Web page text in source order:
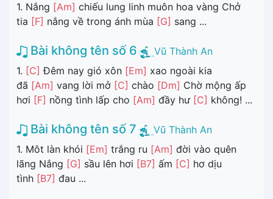
1. Nắng [Am] chiếu lung linh muôn hoa vàng Chở
tia [F] nắng về trong ánh mùa [G] sang ...
Bài không tên số 6
Vũ Thành An
1. [C] Đêm nay gió xôn [Em] xao ngoài kia
đã [Am] vang lời mở [C] chào [Dm] Chờ mộng ấp
hơi [F] nồng tình lấp cho [Am] đầy hư [C] không! ...
Bài không tên số 7
Vũ Thành An
1. Môt làn khói [Em] trắng ru [Am] đời vào quên
lãng Nắng [G] sầu lên hơi [B7] ấm [C] hơ dịu
tình [B7] đau ...